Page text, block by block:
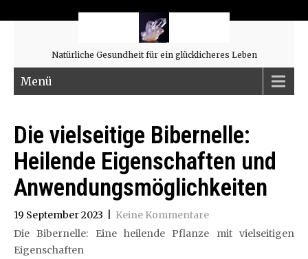
Natürliche Gesundheit für ein glücklicheres Leben
Menü
Die vielseitige Bibernelle:
Heilende Eigenschaften und
Anwendungsmöglichkeiten
19 September 2023
Keine Kommentare
Die Bibernelle: Eine heilende Pflanze mit vielseitigen
Eigenschaften